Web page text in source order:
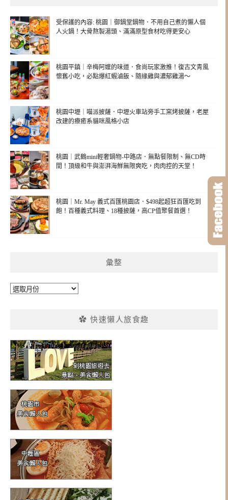
受保護的內容: 桃園｜御鍋堂鍋物．不用自己煮的懶人個
人火鍋！大骨熬製湯頭、滿滿原型食材吃得更安心
桃園平鎮｜辛梅阿嬤的味道．食尚玩家激推！復古文青風
懷舊小吃，必點爆紅蝦滷飯、隨緣雞與濃郁雞湯～
桃園中壢｜喵派披薩．中壢火車站旁手工窯烤披薩，老屋
改建的療癒系貓咪風格小店
桃園｜武鶴mini輕奢鍋物-中路店．無點餐限制、無CD時
間！頂級和牛與澎湃海鮮無限爽吃，肉肉控的天堂！
桃園｜Mr. May 義式百匯桃園店．$498起超狂百匯吃到
飽！百種義式料理、18種披薩，高CP值聚餐首選！
彙整
彙
✿ 快速懶人旅食趣